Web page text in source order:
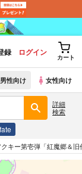
録 ログイン
カート
男性向け 女性向け
詳細
検索
fate
キー第壱弾「紅魔郷＆